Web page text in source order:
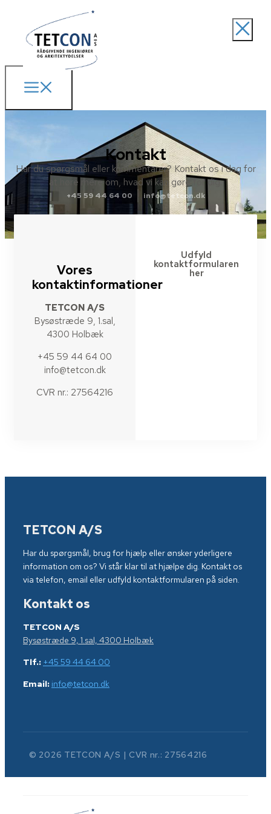
Kontakt
Har du spørgsmål eller kommentarer? Kontakt os i dag for
at høre mere om, hvad vi kan gøre for dig.
+45 59 44 64 00 info@tetcon.dk
Vores
kontaktinformationer
TETCON A/S
Bysøstræde 9, 1.sal,
4300 Holbæk
+45 59 44 64 00
info@tetcon.dk
CVR nr.: 27564216
Udfyld
kontaktformularen
her
TETCON A/S
Har du spørgsmål, brug for hjælp eller ønsker yderligere
information om os? Vi står klar til at hjælpe dig. Kontakt os
via telefon, email eller udfyld kontaktformularen på siden.
Kontakt os
TETCON A/S
Bysøstræde 9, 1.sal, 4300 Holbæk
Tlf.: +45 59 44 64 00
Email: info@tetcon.dk
© 2026 TETCON A/S | CVR nr.: 27564216